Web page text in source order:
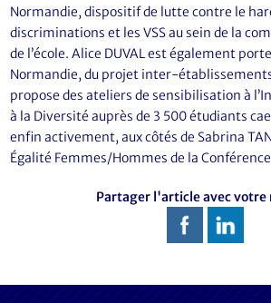
Normandie, dispositif de lutte contre le
discriminations et les VSS au sein de la
de l’école. Alice DUVAL est également
Normandie, du projet inter-
propose des ateliers de sensibilisation à
à la Diversité auprès de 3 500 étudiants
enfin activement, aux côtés de Sabrina
Égalité Femmes/Hommes de la
Partager l'article avec votre